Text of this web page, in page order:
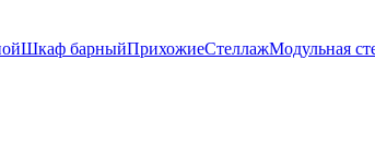
Шкаф барныйПрихожиеСтеллажМодульная